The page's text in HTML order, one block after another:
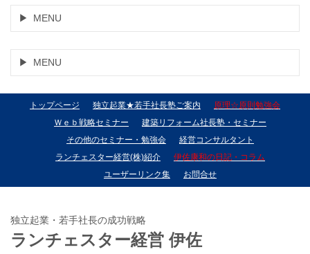
MENU
MENU
トップページ 独立起業★若手社長塾ご案内
原理☆原則勉強会
Ｗｅｂ戦略セミナー
建築リフォーム社長塾・セミナー
その他のセミナー・勉強会
経営コンサルタント
ランチェスター経営(株)紹介
伊佐康和の日記・コラム
ユーザーリンク集
お問合せ
独立起業・若手社長の成功戦略
ランチェスター経営 伊佐